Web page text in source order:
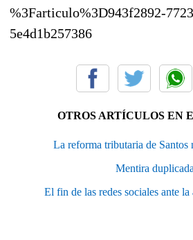
%3Farticulo%3D943f2892-
5e4d1b257386
OTROS ARTÍCULOS EN
La reforma tributaria de Santos
Mentira duplicada
El fin de las redes sociales ante